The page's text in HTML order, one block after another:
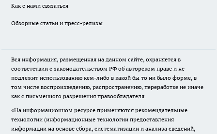
Как с нами связаться
Обзорные статьи и пресс-релизы
Вся информация, размещенная на данном сайте, охраняется в
соответствии с законодательством РФ об авторском праве и не
подлежит использованию кем-либо в какой бы то ни было форме, в
том числе воспроизведению, распространению, переработке не иначе
как с письменного разрешения правообладателя.
«На информационном ресурсе применяются рекомендательные
технологии (информационные технологии предоставления
информации на основе сбора, систематизации и анализа сведений,